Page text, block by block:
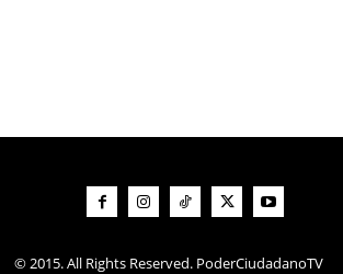
© 2015. All Rights Reserved. PoderCiudadanoTV